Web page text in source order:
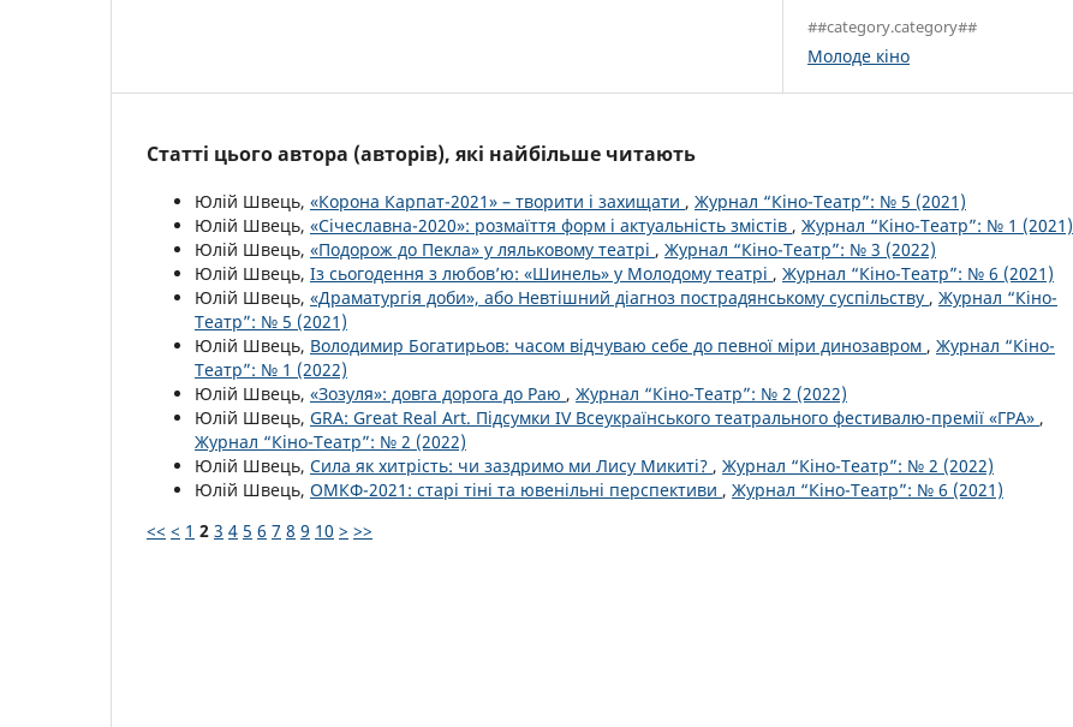
##category.category##
Молоде кіно
Статті цього автора (авторів), які найбільше читають
Юлій Швець, «Корона Карпат-2021» – творити і захищати , Журнал “Кіно-Театр”: № 5 (2021)
Юлій Швець, «Січеславна-2020»: розмаїття форм і актуальність змістів , Журнал “Кіно-Театр”: № 1 (2021)
Юлій Швець, «Подорож до Пекла» у ляльковому театрі , Журнал “Кіно-Театр”: № 3 (2022)
Юлій Швець, Із сьогодення з любов’ю: «Шинель» у Молодому театрі , Журнал “Кіно-Театр”: № 6 (2021)
Юлій Швець, «Драматургія доби», або Невтішний діагноз пострадянському суспільству , Журнал “Кіно-
Театр”: № 5 (2021)
Юлій Швець, Володимир Богатирьов: часом відчуваю себе до певної міри динозавром , Журнал “Кіно-
Театр”: № 1 (2022)
Юлій Швець, «Зозуля»: довга дорога до Раю , Журнал “Кіно-Театр”: № 2 (2022)
Юлій Швець, GRA: Great Real Art. Підсумки IV Всеукраїнського театрального фестивалю-премії «ГРА» ,
Журнал “Кіно-Театр”: № 2 (2022)
Юлій Швець, Сила як хитрість: чи заздримо ми Лису Микиті? , Журнал “Кіно-Театр”: № 2 (2022)
Юлій Швець, ОМКФ-2021: старі тіні та ювенільні перспективи , Журнал “Кіно-Театр”: № 6 (2021)
<< < 1 2 3 4 5 6 7 8 9 10 > >>